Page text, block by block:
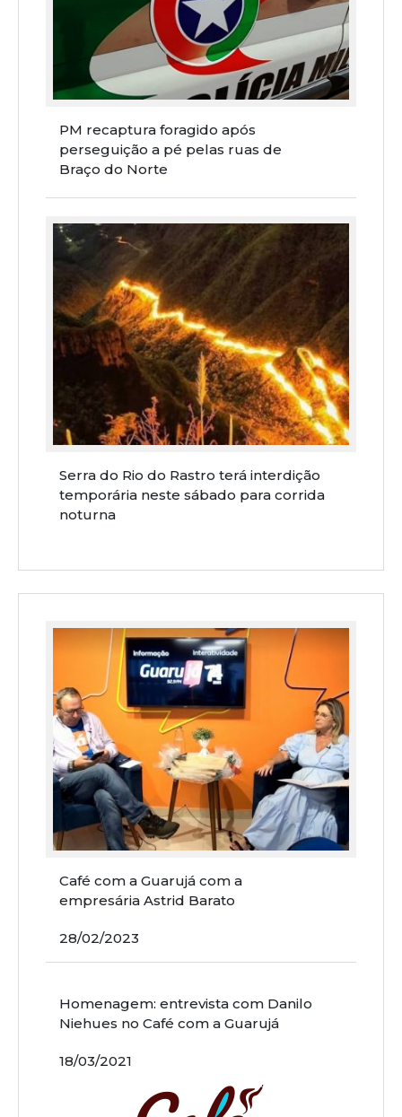
PM recaptura foragido após
perseguição a pé pelas ruas de
Braço do Norte
Serra do Rio do Rastro terá interdição
temporária neste sábado para corrida
noturna
Café com a Guarujá com a
empresária Astrid Barato
28/02/2023
Homenagem: entrevista com Danilo
Niehues no Café com a Guarujá
18/03/2021